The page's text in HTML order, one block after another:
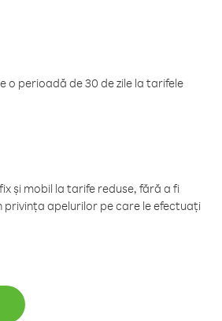
o perioadă de 30 de zile la tarifele
și mobil la tarife reduse, fără a fi
privința apelurilor pe care le efectuați